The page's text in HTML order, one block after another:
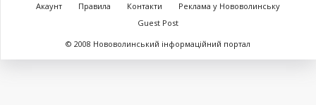
Акаунт Правила Контакти
Реклама у Нововолинську
Guest Post
© 2008 Нововолинський інформаційний портал